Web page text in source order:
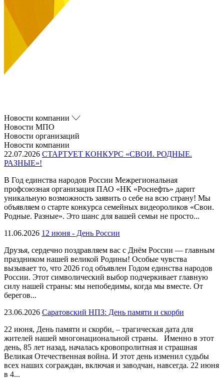
Новости компании
Новости МПО
Новости организаций
Новости компании
22.07.2026 СТАРТУЕТ КОНКУРС «СВОИ. РОДНЫЕ.
РАЗНЫЕ»!
В Год единства народов России Межрегиональная
профсоюзная организация ПАО «НК «Роснефть» дарит
уникальную возможность заявить о себе на всю страну! Мы
объявляем о старте конкурса семейных видеороликов «Свои.
Родные. Разные». Это шанс для вашей семьи не просто...
11.06.2026 12 июня - День России
Друзья, сердечно поздравляем вас с Днём России — главным
праздником нашей великой Родины! Особые чувства
вызывает то, что 2026 год объявлен Годом единства народов
России. Этот символический выбор подчеркивает главную
силу нашей страны: мы непобедимы, когда мы вместе. От
берегов...
23.06.2026 Саратовский НПЗ: День памяти и скорби
22 июня, День памяти и скорби, – трагическая дата для
жителей нашей многонациональной страны. Именно в этот
день, 85 лет назад, началась кровопролитная и страшная
Великая Отечественная война. И этот день изменил судьбы
всех наших сограждан, включая и заводчан, навсегда. 22 июня
в 4...